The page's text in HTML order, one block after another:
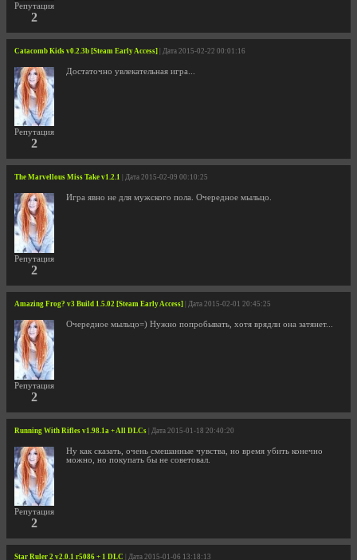
Репутация
2
Catacomb Kids v0.2.3b [Steam Early Access] | Дата 2015-02-22 00:01:16
Репутация
2
Достаточно увлекательная игра...
The Marvellous Miss Take v1.2.1 | Дата 2015-02-09 00:10:25
Репутация
2
Игра явно не для мужского пола. Очередное мыльцо.
Amazing Frog? v3 Build 1.5.02 [Steam Early Access] | Дата 2015-02-01 20:45:25
Репутация
2
Очередное мыльцо=) Нужно попробывать, хотя врядли она затянет...
Running With Rifles v1.98.1a + All DLCs | Дата 2015-01-18 20:40:20
Репутация
2
Ну как сказать, очень смешанные чувства, но время убить конечно
можно, но покупать бы не советовал.
Star Ruler 2 v2.0.1 r5086 + 1 DLC | Дата 2015-01-06 13:18:13